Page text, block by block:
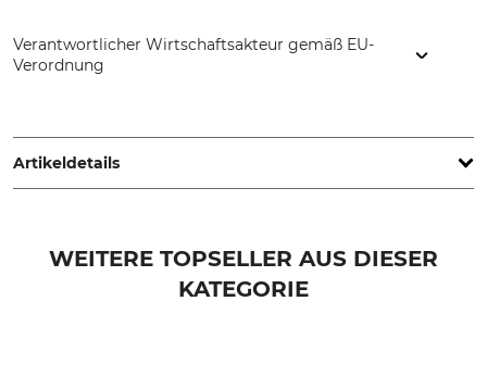
Verantwortlicher Wirtschaftsakteur gemäß EU-
Verordnung
www.morakniv.se
Artikeldetails
Klingenstärke
WEITERE TOPSELLER AUS DIESER
KATEGORIE